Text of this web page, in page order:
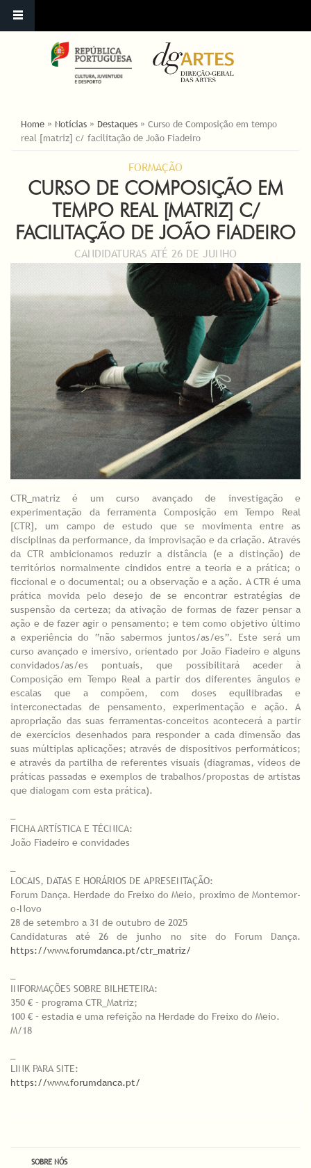
ESTÁ AQUI
Home » Notícias » Destaques » Curso de Composição em tempo
real [matriz] c/ facilitação de João Fiadeiro
FORMAÇÃO
CURSO DE COMPOSIÇÃO EM
TEMPO REAL [MATRIZ] C/
FACILITAÇÃO DE JOÃO FIADEIRO
CANDIDATURAS ATÉ 26 DE JUNHO
CTR_matriz é um curso avançado de investigação e
experimentação da ferramenta Composição em Tempo Real
[CTR], um campo de estudo que se movimenta entre as
disciplinas da performance, da improvisação e da criação. Através
da CTR ambicionamos reduzir a distância (e a distinção) de
territórios normalmente cindidos entre a teoria e a prática; o
ficcional e o documental; ou a observação e a ação. A CTR é uma
prática movida pelo desejo de se encontrar estratégias de
suspensão da certeza; da ativação de formas de fazer pensar a
ação e de fazer agir o pensamento; e tem como objetivo último
a experiência do “não sabermos juntos/as/es”. Este será um
curso avançado e imersivo, orientado por João Fiadeiro e alguns
convidados/as/es pontuais, que possibilitará aceder à
Composição em Tempo Real a partir dos diferentes ângulos e
escalas que a compõem, com doses equilibradas e
interconectadas de pensamento, experimentação e ação. A
apropriação das suas ferramentas-conceitos acontecerá a partir
de exercícios desenhados para responder a cada dimensão das
suas múltiplas aplicações; através de dispositivos performáticos;
e através da partilha de referentes visuais (diagramas, vídeos de
práticas passadas e exemplos de trabalhos/propostas de artistas
que dialogam com esta prática).
FICHA ARTÍSTICA E TÉCNICA:
João Fiadeiro e convidades
LOCAIS, DATAS E HORÁRIOS DE APRESENTAÇÃO:
Forum Dança. Herdade do Freixo do Meio, proximo de Montemor-
o-Novo
28 de setembro a 31 de outubro de 2025
Candidaturas até 26 de junho no site do Forum Dança.
https://www.forumdanca.pt/ctr_matriz/
INFORMAÇÕES SOBRE BILHETEIRA:
350 € – programa CTR_Matriz;
100 € – estadia e uma refeição na Herdade do Freixo do Meio.
M/18
LINK PARA SITE:
https://www.forumdanca.pt/
SOBRE NÓS